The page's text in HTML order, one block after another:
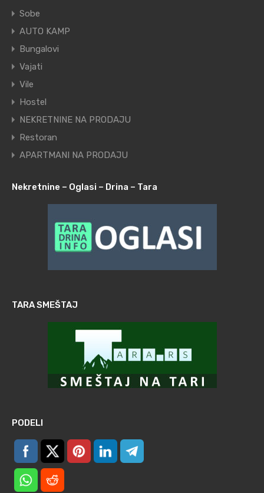
Sobe
AUTO KAMP
Bungalovi
Vajati
Vile
Hostel
NEKRETNINE NA PRODAJU
Restoran
APARTMANI NA PRODAJU
Nekretnine – Oglasi – Drina – Tara
TARA SMEŠTAJ
PODELI